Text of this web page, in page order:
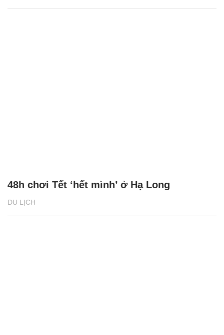
DU LỊCH
48h chơi Tết ‘hết mình’ ở Hạ Long